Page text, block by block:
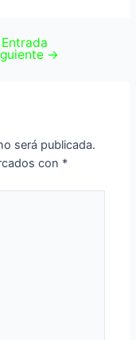
Entrada
→
será publicada.
con *